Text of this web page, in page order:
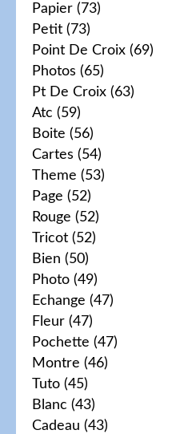
Papier (73)
Petit (73)
Point De Croix (69)
Photos (65)
Pt De Croix (63)
Atc (59)
Boite (56)
Cartes (54)
Theme (53)
Page (52)
Rouge (52)
Tricot (52)
Bien (50)
Photo (49)
Echange (47)
Fleur (47)
Pochette (47)
Montre (46)
Tuto (45)
Blanc (43)
Cadeau (43)